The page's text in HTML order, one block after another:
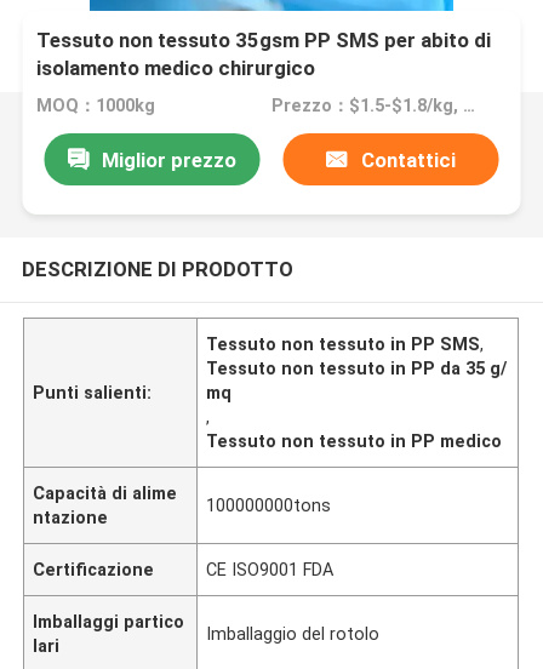
Tessuto non tessuto 35gsm PP SMS per abito di
isolamento medico chirurgico
MOQ：1000kg Prezzo：$1.5-$1.8/kg, negetiate
Miglior prezzo Contattici
DESCRIZIONE DI PRODOTTO
Punti salienti:
Tessuto non tessuto in PP SMS,
Tessuto non tessuto in PP da 35 g/
mq
,
Tessuto non tessuto in PP medico
Capacità di alime
ntazione
100000000tons
Certificazione CE ISO9001 FDA
Imballaggi partico
lari
Imballaggio del rotolo